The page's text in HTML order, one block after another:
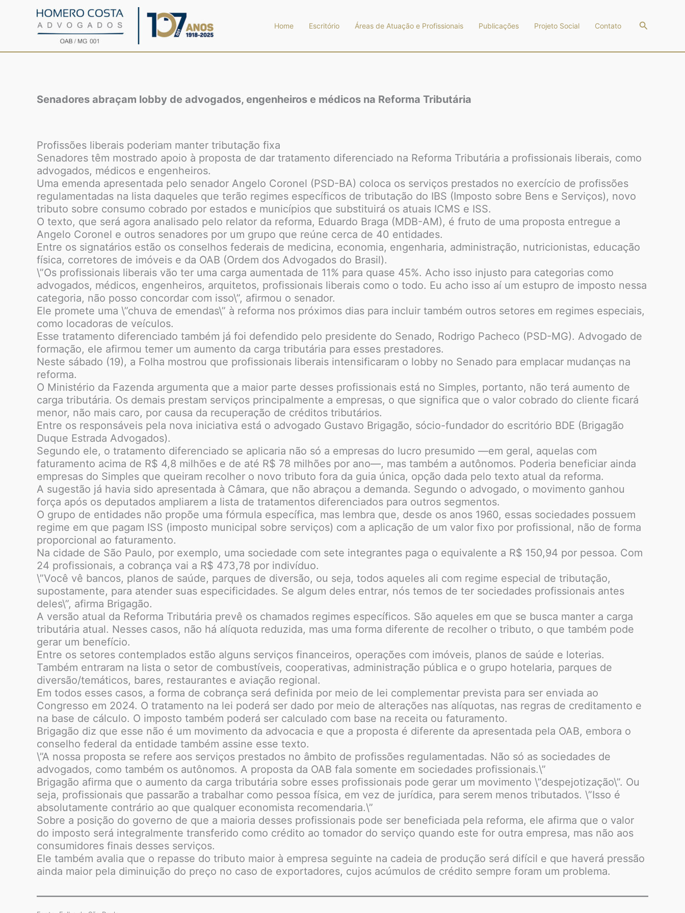
Home Escritório Áreas de Atuação e Profissionais Publicações Projeto Social Contato Pesquisar
Senadores abraçam lobby de advogados, engenheiros e médicos na Reforma Tributária
Profissões liberais poderiam manter tributação fixa
Senadores têm mostrado apoio à proposta de dar tratamento diferenciado na Reforma Tributária a profissionais liberais, como
advogados, médicos e engenheiros.
Uma emenda apresentada pelo senador Angelo Coronel (PSD-BA) coloca os serviços prestados no exercício de profissões
regulamentadas na lista daqueles que terão regimes específicos de tributação do IBS (Imposto sobre Bens e Serviços), novo
tributo sobre consumo cobrado por estados e municípios que substituirá os atuais ICMS e ISS.
O texto, que será agora analisado pelo relator da reforma, Eduardo Braga (MDB-AM), é fruto de uma proposta entregue a
Angelo Coronel e outros senadores por um grupo que reúne cerca de 40 entidades.
Entre os signatários estão os conselhos federais de medicina, economia, engenharia, administração, nutricionistas, educação
física, corretores de imóveis e da OAB (Ordem dos Advogados do Brasil).
\”Os profissionais liberais vão ter uma carga aumentada de 11% para quase 45%. Acho isso injusto para categorias como
advogados, médicos, engenheiros, arquitetos, profissionais liberais como o todo. Eu acho isso aí um estupro de imposto nessa
categoria, não posso concordar com isso\”, afirmou o senador.
Ele promete uma \”chuva de emendas\” à reforma nos próximos dias para incluir também outros setores em regimes especiais,
como locadoras de veículos.
Esse tratamento diferenciado também já foi defendido pelo presidente do Senado, Rodrigo Pacheco (PSD-MG). Advogado de
formação, ele afirmou temer um aumento da carga tributária para esses prestadores.
Neste sábado (19), a Folha mostrou que profissionais liberais intensificaram o lobby no Senado para emplacar mudanças na
reforma.
O Ministério da Fazenda argumenta que a maior parte desses profissionais está no Simples, portanto, não terá aumento de
carga tributária. Os demais prestam serviços principalmente a empresas, o que significa que o valor cobrado do cliente ficará
menor, não mais caro, por causa da recuperação de créditos tributários.
Entre os responsáveis pela nova iniciativa está o advogado Gustavo Brigagão, sócio-fundador do escritório BDE (Brigagão
Duque Estrada Advogados).
Segundo ele, o tratamento diferenciado se aplicaria não só a empresas do lucro presumido —em geral, aquelas com
faturamento acima de R$ 4,8 milhões e de até R$ 78 milhões por ano—, mas também a autônomos. Poderia beneficiar ainda
empresas do Simples que queiram recolher o novo tributo fora da guia única, opção dada pelo texto atual da reforma.
A sugestão já havia sido apresentada à Câmara, que não abraçou a demanda. Segundo o advogado, o movimento ganhou
força após os deputados ampliarem a lista de tratamentos diferenciados para outros segmentos.
O grupo de entidades não propõe uma fórmula específica, mas lembra que, desde os anos 1960, essas sociedades possuem
regime em que pagam ISS (imposto municipal sobre serviços) com a aplicação de um valor fixo por profissional, não de forma
proporcional ao faturamento.
Na cidade de São Paulo, por exemplo, uma sociedade com sete integrantes paga o equivalente a R$ 150,94 por pessoa. Com
24 profissionais, a cobrança vai a R$ 473,78 por indivíduo.
\”Você vê bancos, planos de saúde, parques de diversão, ou seja, todos aqueles ali com regime especial de tributação,
supostamente, para atender suas especificidades. Se algum deles entrar, nós temos de ter sociedades profissionais antes
deles\”, afirma Brigagão.
A versão atual da Reforma Tributária prevê os chamados regimes específicos. São aqueles em que se busca manter a carga
tributária atual. Nesses casos, não há alíquota reduzida, mas uma forma diferente de recolher o tributo, o que também pode
gerar um benefício.
Entre os setores contemplados estão alguns serviços financeiros, operações com imóveis, planos de saúde e loterias.
Também entraram na lista o setor de combustíveis, cooperativas, administração pública e o grupo hotelaria, parques de
diversão/temáticos, bares, restaurantes e aviação regional.
Em todos esses casos, a forma de cobrança será definida por meio de lei complementar prevista para ser enviada ao
Congresso em 2024. O tratamento na lei poderá ser dado por meio de alterações nas alíquotas, nas regras de creditamento e
na base de cálculo. O imposto também poderá ser calculado com base na receita ou faturamento.
Brigagão diz que esse não é um movimento da advocacia e que a proposta é diferente da apresentada pela OAB, embora o
conselho federal da entidade também assine esse texto.
\”A nossa proposta se refere aos serviços prestados no âmbito de profissões regulamentadas. Não só as sociedades de
advogados, como também os autônomos. A proposta da OAB fala somente em sociedades profissionais.\”
Brigagão afirma que o aumento da carga tributária sobre esses profissionais pode gerar um movimento \”despejotização\”. Ou
seja, profissionais que passarão a trabalhar como pessoa física, em vez de jurídica, para serem menos tributados. \”Isso é
absolutamente contrário ao que qualquer economista recomendaria.\”
Sobre a posição do governo de que a maioria desses profissionais pode ser beneficiada pela reforma, ele afirma que o valor
do imposto será integralmente transferido como crédito ao tomador do serviço quando este for outra empresa, mas não aos
consumidores finais desses serviços.
Ele também avalia que o repasse do tributo maior à empresa seguinte na cadeia de produção será difícil e que haverá pressão
ainda maior pela diminuição do preço no caso de exportadores, cujos acúmulos de crédito sempre foram um problema.